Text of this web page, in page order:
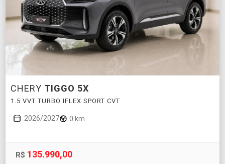
CHERY TIGGO 5X
1.5 VVT TURBO IFLEX SPORT CVT
2026/2027 0 km
R$ 135.990,00